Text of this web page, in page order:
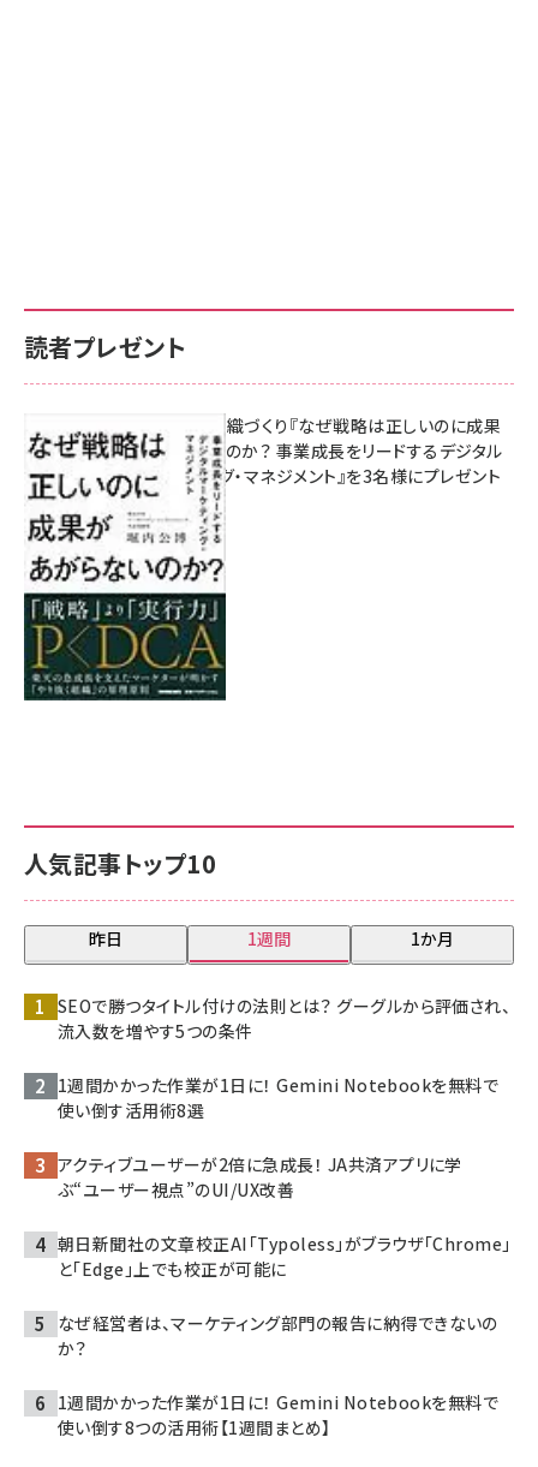
人気記事トップ10
昨日 1週間 1か月
SEOで勝つタイトル付けの法則とは？ グーグルから評価され、
流入数を増やす5つの条件
1週間かかった作業が1日に！ Gemini Notebookを無料で
使い倒す活用術8選
アクティブユーザーが2倍に急成長！ JA共済アプリに学
ぶ“ユーザー視点”のUI/UX改善
朝日新聞社の文章校正AI「Typoless」がブラウザ「Chrome」
と「Edge」上でも校正が可能に
なぜ経営者は、マーケティング部門の報告に納得できないの
か？
1週間かかった作業が1日に！ Gemini Notebookを無料で
使い倒す8つの活用術【1週間まとめ】
読者プレゼント
成果を生む組織づくり『なぜ戦略は正しいのに成果
があがらないのか？ 事業成長をリードするデジタル
マーケティング・マネジメント』を3名様にプレゼント
8月7日 10:00